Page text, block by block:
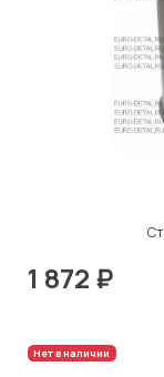
1 872 ₽
Нет в наличии